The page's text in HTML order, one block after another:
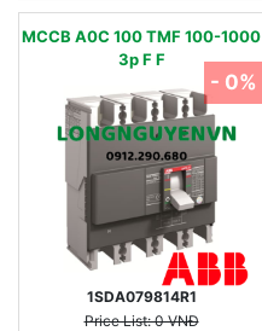
MCCB A0C 100 TMF 100-1000
3p F F
1SDA079814R1
Price List: 0 VNĐ
- 0%